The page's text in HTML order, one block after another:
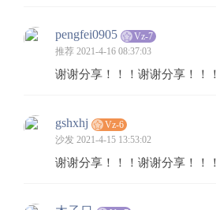
pengfei0905 Vz-7
推荐 2021-4-16 08:37:03
谢谢分享！！！谢谢分享！！
gshxhj Vz-6
沙发 2021-4-15 13:53:02
谢谢分享！！！谢谢分享！！